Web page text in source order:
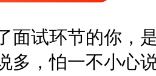
面试环节的你，
多，怕一不小心